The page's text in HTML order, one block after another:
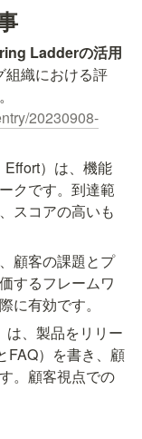
Ladderの活用
組織における評
20230908-
）は、機能
クです。到達範
スコアの高いも
顧客の課題とプ
するフレームワ
に有効です。
は、製品をリリー
FAQ）を書き、顧
。顧客視点での